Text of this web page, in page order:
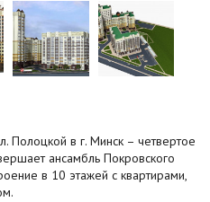
Полоцкой в г. Минск – четвертое
ансамбль Покровского
в 10 этажей с квартирами,